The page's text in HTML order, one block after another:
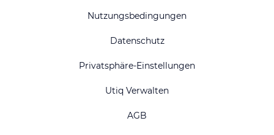
Nutzungsbedingungen
Datenschutz
Privatsphäre-Einstellungen
Utiq Verwalten
AGB